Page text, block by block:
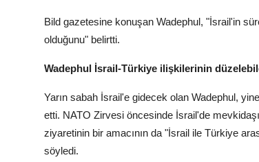
Bild gazetesine konuşan Wadephul, "İsrail'in
olduğunu" belirtti.
Wadephul İsrail-Türkiye ilişkilerinin
Yarın sabah İsrail'e gidecek olan Wadephul,
etti. NATO Zirvesi öncesinde İsrail'de
ziyaretinin bir amacının da "İsrail ile Türkiye
söyledi.